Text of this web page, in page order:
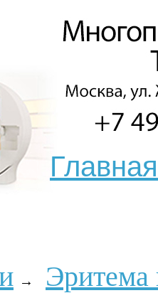
Главная
→ Эритема